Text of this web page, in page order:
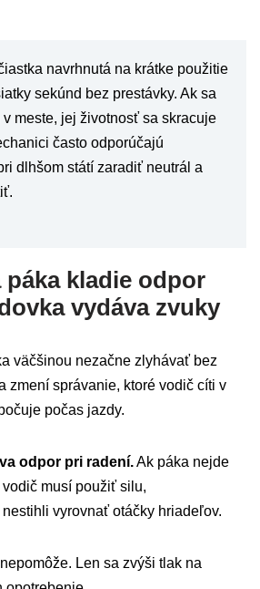
navrhnutá na krátke použitie
sekúnd bez prestávky. Ak sa
meste, jej životnosť sa skracuje
často odporúčajú
dlhšom státí zaradiť neutrál a
páka kladie odpor
vydáva zvuky
väčšinou nezačne zlyhávať bez
zmení správanie, ktoré vodič cíti v
počas jazdy.
odpor pri radení.Ak páka nejde
musí použiť silu,
vyrovnať otáčky hriadeľov.
Len sa zvýši tlak na